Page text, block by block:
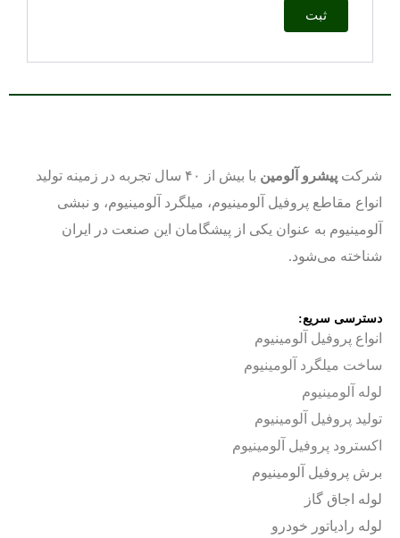
شرکت پیشرو آلومین
با بیش از ۴۰ سال تجربه در زمینه تولید
انواع مقاطع پروفیل آلومینیوم، میلگرد آلومینیوم، و نبشی
آلومینیوم به عنوان یکی از پیشگامان این صنعت در ایران
شناخته می‌شود.
دسترسی سریع:
انواع پروفیل آلومینیوم
ساخت میلگرد آلومینیوم
لوله آلومینیوم
تولید پروفیل آلومینیوم
اکسترود پروفیل آلومینیوم
برش پروفیل آلومینیوم
لوله اجاق گاز
لوله رادیاتور خودرو